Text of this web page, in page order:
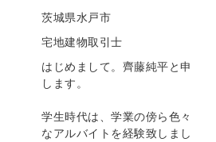
茨城県水戸市
宅地建物取引士
はじめまして。齊藤純平と申
します。
学生時代は、学業の傍ら色々
なアルバイトを経験致しまし